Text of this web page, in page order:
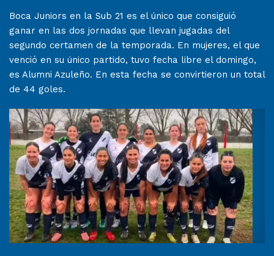
Boca Juniors en la Sub 21 es el único que consiguió
ganar en las dos jornadas que llevan jugadas del
segundo certamen de la temporada. En mujeres, el que
venció en su único partido, tuvo fecha libre el domingo,
es Alumni Azuleño. En esta fecha se convirtieron un total
de 44 goles.